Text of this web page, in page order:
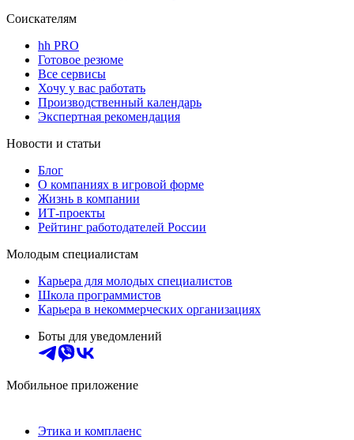
Соискателям
hh PRO
Готовое резюме
Все сервисы
Хочу у вас работать
Производственный календарь
Экспертная рекомендация
Новости и статьи
Блог
О компаниях в игровой форме
Жизнь в компании
ИТ-проекты
Рейтинг работодателей России
Молодым специалистам
Карьера для молодых специалистов
Школа программистов
Карьера в некоммерческих организациях
Боты для уведомлений
Мобильное приложение
Этика и комплаенс